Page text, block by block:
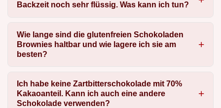
Backzeit noch sehr flüssig. Was kann ich tun?
Wie lange sind die glutenfreien Schokoladen
Brownies haltbar und wie lagere ich sie am
besten?
Ich habe keine Zartbitterschokolade mit 70%
Kakaoanteil. Kann ich auch eine andere
Schokolade verwenden?